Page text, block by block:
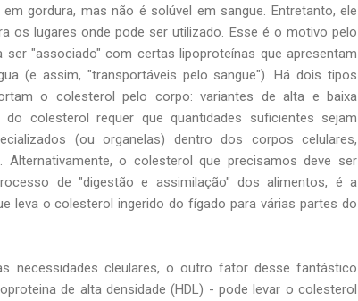
gordura, mas não é solúvel em sangue. Entretanto, ele
os lugares onde pode ser utilizado. Esse é o motivo pelo
ser "associado" com certas lipoproteínas que apresentam
(e assim, "transportáveis pelo sangue"). Há dois tipos
o colesterol pelo corpo: variantes de alta e baixa
colesterol requer que quantidades suficientes sejam
(ou organelas) dentro dos corpos celulares,
Alternativamente, o colesterol que precisamos deve ser
de "digestão e assimilação" dos alimentos, é a
leva o colesterol ingerido do fígado para várias partes do
necessidades cleulares, o outro fator desse fantástico
de alta densidade (HDL) - pode levar o colesterol